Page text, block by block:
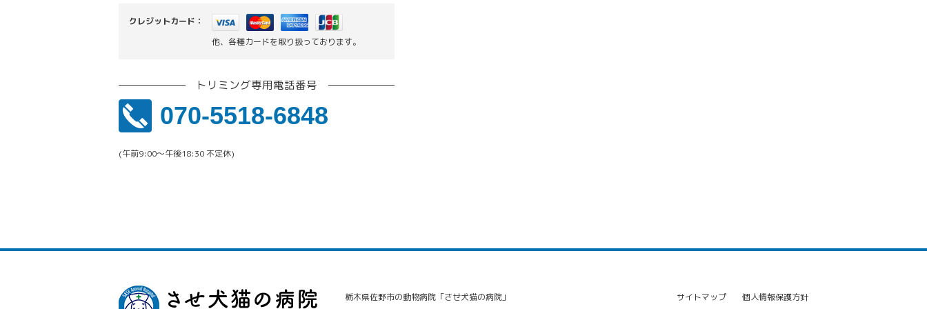
クレジットカード：
他、各種カードを取り扱っております。
トリミング専用電話番号
070-5518-6848
(午前9:00〜午後18:30 不定休)
栃木県佐野市の動物病院「させ犬猫の病院」 サイトマップ 個人情報保護方針